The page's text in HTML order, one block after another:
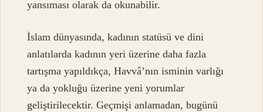
yansıması olarak da okunabilir.
İslam dünyasında, kadının statüsü ve dini
anlatılarda kadının yeri üzerine daha fazla
tartışma yapıldıkça, Havvâ’nın isminin varlığı
ya da yokluğu üzerine yeni yorumlar
geliştirilecektir. Geçmişi anlamadan, bugünü